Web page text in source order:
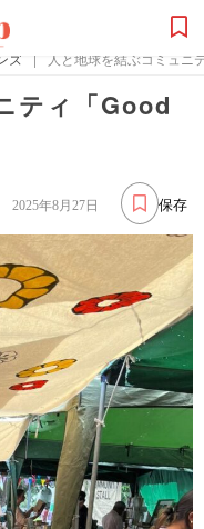
ズ | 人と地球を結ぶコミュニ
ティ「Good
保存
2025年8月27日